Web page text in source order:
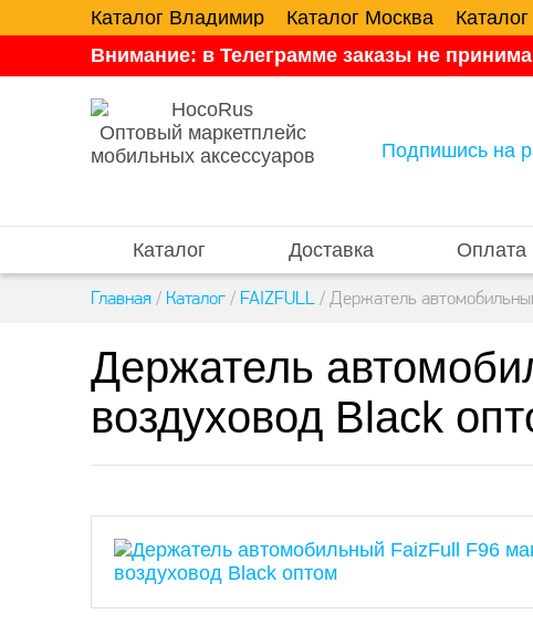
Каталог Владимир Каталог Москва
Внимание: в Телеграмме заказы не
Оптовый маркетплейс
мобильных аксессуаров
Подпишись на
Каталог Доставка Оплата
Главная / Каталог / FAIZFULL / Держатель
Держатель
воздуховод Black